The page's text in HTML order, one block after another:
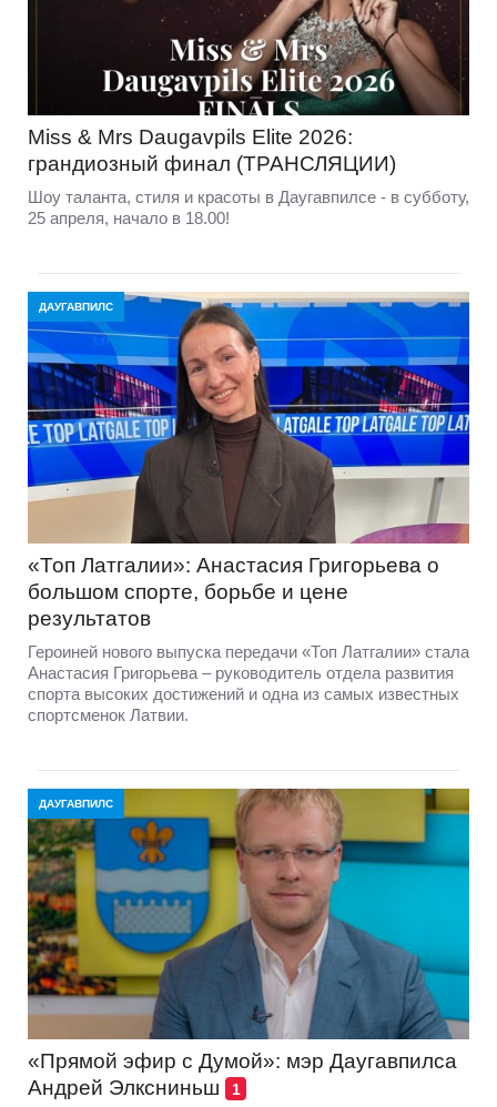
Miss & Mrs Daugavpils Elite 2026:
грандиозный финал (ТРАНСЛЯЦИИ)
Шоу таланта, стиля и красоты в Даугавпилсе - в субботу,
25 апреля, начало в 18.00!
ДАУГАВПИЛС
«Топ Латгалии»: Анастасия Григорьева о
большом спорте, борьбе и цене
результатов
Героиней нового выпуска передачи «Топ Латгалии» стала
Анастасия Григорьева – руководитель отдела развития
спорта высоких достижений и одна из самых известных
спортсменок Латвии.
ДАУГАВПИЛС
«Прямой эфир с Думой»: мэр Даугавпилса
Андрей Элксниньш
1